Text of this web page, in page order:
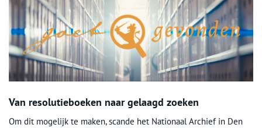
Van resolutieboeken naar gelaagd zoeken
Om dit mogelijk te maken, scande het Nationaal Archief in Den